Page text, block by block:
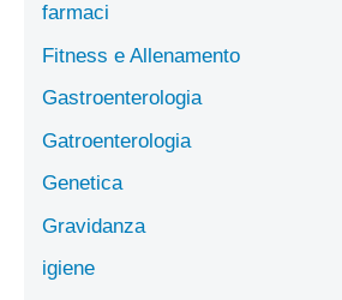
farmaci
Fitness e Allenamento
Gastroenterologia
Gatroenterologia
Genetica
Gravidanza
igiene